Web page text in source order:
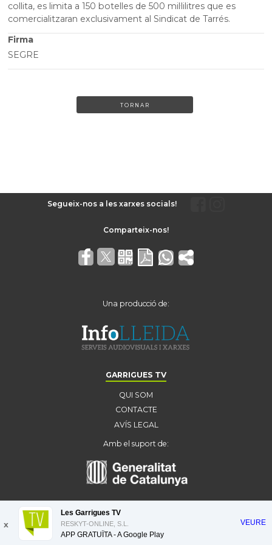
collita, es limita a 150 botelles de 500 mil·lilitres que es
comercialitzaran exclusivament al Sindicat de Tarrés.
Firma
SEGRE
TORNAR
Segueix-nos a les xarxes socials!
Una producció de:
GARRIGUES TV
QUI SOM
CONTACTE
AVÍS LEGAL
Amb el suport de:
x
Les Garrigues TV
RESKYT-ONLINE, S.L.
APP GRATUÏTA - AGoogle Play
VEURE